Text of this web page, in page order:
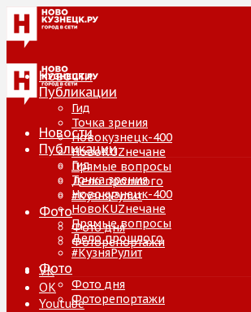
Новости
Публикации
Гид
Точка зрения
Новокузнецк-400
НовоKUZнечане
Прямые вопросы
Дело прошлого
#КузняРулит
Фото
Фото дня
Фоторепортажи
VK
ОК
Youtube
Новости
Публикации
Гид
Точка зрения
Новокузнецк-400
НовоKUZнечане
Прямые вопросы
Дело прошлого
#КузняРулит
Фото
Фото дня
Фоторепортажи